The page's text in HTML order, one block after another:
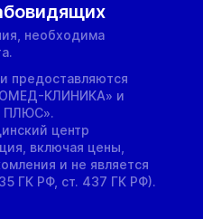
необходима
предоставляются
КЛИНИКА» и
ПЛЮС».
центр
включая цены,
и не является
ГК РФ, cт. 437 ГК РФ).